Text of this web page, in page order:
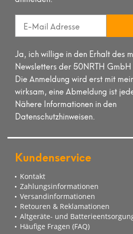
Ja, ich willige in den Erhalt des
Newsletters der 50NRTH
Die Anmeldung wird erst mit
wirksam, eine Abmeldung ist
Nähere Informationen in den
Datenschutzhinweisen.
Kundenservice
Kontakt
Zahlungsinformationen
Versandinformationen
Retouren & Reklamationen
Altgeräte- und
Häufige Fragen (FAQ)